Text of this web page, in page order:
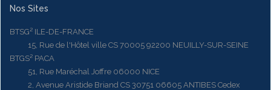
Nos Sites
BTSG² ILE-DE-FRANCE
15, Rue de l'Hôtel ville CS 70005 92200 NEUILLY-SUR-SEINE
BTGS² PACA
51, Rue Maréchal Joffre 06000 NICE
2, Avenue Aristide Briand CS 30751 06605 ANTIBES Cedex